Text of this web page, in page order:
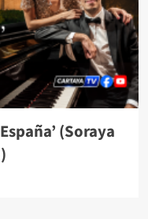
(Soraya